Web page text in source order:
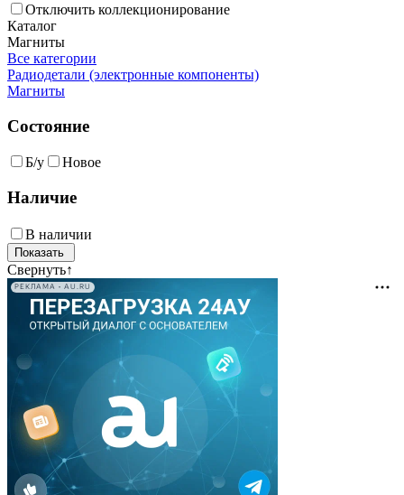
Отключить коллекционирование
Каталог
Магниты
Все категории
Радиодетали (электронные компоненты)
Магниты
Состояние
Б/у Новое
Наличие
В наличии
Свернуть↑
РЕКЛАМА • AU.RU